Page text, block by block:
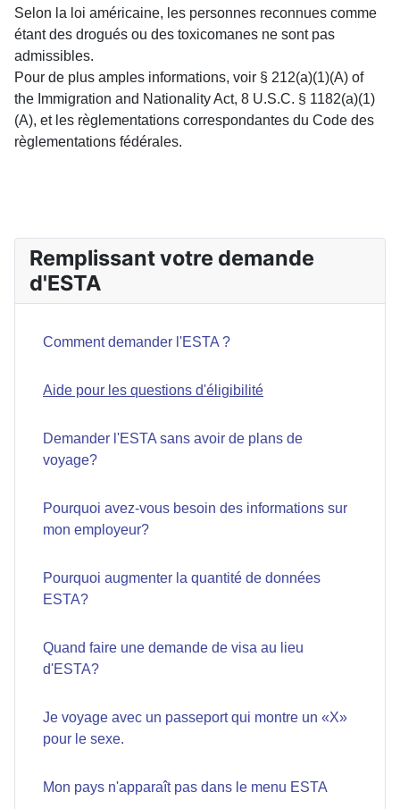
Selon la loi américaine, les personnes reconnues comme
étant des drogués ou des toxicomanes ne sont pas
admissibles.
Pour de plus amples informations, voir § 212(a)(1)(A) of
the Immigration and Nationality Act, 8 U.S.C. § 1182(a)(1)
(A), et les règlementations correspondantes du Code des
règlementations fédérales.
Remplissant votre demande
d'ESTA
Comment demander l'ESTA ?
Aide pour les questions d'éligibilité
Demander l'ESTA sans avoir de plans de
voyage?
Pourquoi avez-vous besoin des informations sur
mon employeur?
Pourquoi augmenter la quantité de données
ESTA?
Quand faire une demande de visa au lieu
d'ESTA?
Je voyage avec un passeport qui montre un «X»
pour le sexe.
Mon pays n'apparaît pas dans le menu ESTA